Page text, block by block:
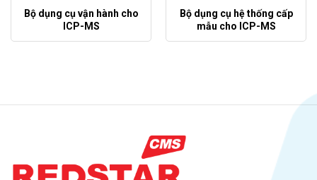
Bộ dụng cụ vận hành cho
ICP-MS
Bộ dụng cụ hệ thống cấp
mẫu cho ICP-MS